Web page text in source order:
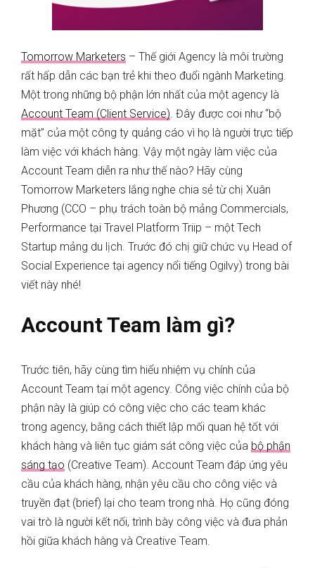
Tomorrow Marketers – Thế giới Agency là môi trường
rất hấp dẫn các bạn trẻ khi theo đuổi ngành Marketing.
Một trong những bộ phận lớn nhất của một agency là
Account Team (Client Service). Đây được coi như “bộ
mặt” của một công ty quảng cáo vì họ là người trực tiếp
làm việc với khách hàng. Vậy một ngày làm việc của
Account Team diễn ra như thế nào? Hãy cùng
Tomorrow Marketers lắng nghe chia sẻ từ chị Xuân
Phương (CCO – phụ trách toàn bộ mảng Commercials,
Performance tại Travel Platform Triip – một Tech
Startup mảng du lịch. Trước đó chị giữ chức vụ Head of
Social Experience tại agency nổi tiếng Ogilvy) trong bài
viết này nhé!
Account Team làm gì?
Trước tiên, hãy cùng tìm hiểu nhiệm vụ chính của
Account Team tại một agency. Công việc chính của bộ
phận này là giúp có công việc cho các team khác
trong agency, bằng cách thiết lập mối quan hệ tốt với
khách hàng và liên tục giám sát công việc của bộ phận
sáng tạo (Creative Team). Account Team đáp ứng yêu
cầu của khách hàng, nhận yêu cầu cho công việc và
truyền đạt (brief) lại cho team trong nhà. Họ cũng đóng
vai trò là người kết nối, trình bày công việc và đưa phản
hồi giữa khách hàng và Creative Team.